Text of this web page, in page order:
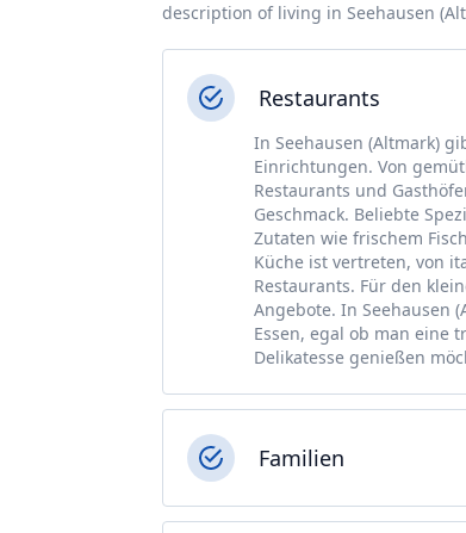
description of living in Seehausen
Restaurants
In Seehausen (Altmark)
Einrichtungen. Von
Restaurants und
Geschmack. Beliebte
Zutaten wie frischem
Küche ist vertreten, von
Restaurants. Für den
Angebote. In Seehausen
Essen, egal ob man eine
Delikatesse genießen
Familien